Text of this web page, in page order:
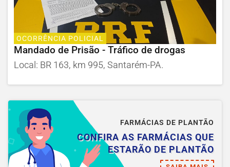
OCORRÊNCIA POLICIAL
Mandado de Prisão - Tráfico de drogas
Local: BR 163, km 995, Santarém-PA.
FARMÁCIAS DE PLANTÃO
CONFIRA AS FARMÁCIAS QUE
ESTARÃO DE PLANTÃO